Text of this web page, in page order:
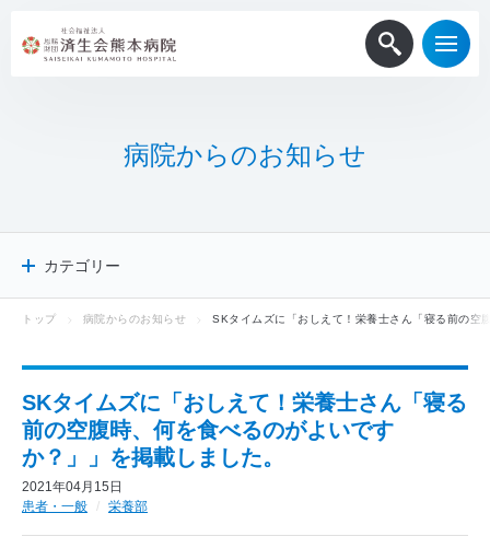
病院からのお知 らせ
カテゴリー
病院からのお知らせ
採用情報
メディア掲載
ニュースリリース
トップ 病院からのお知らせ SKタイムズに「おしえて！栄養士さん「寝る前の空
SKタイムズに「おしえて！栄養士さん「寝る
前の空腹時、何を食べるのがよいです
か？」」を掲載しました。
2021年04月15日
患者・一般
栄養部